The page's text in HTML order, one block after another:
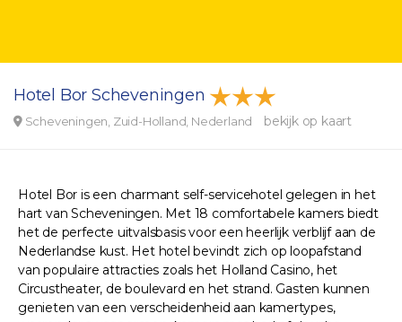
Hotel Bor Scheveningen
Scheveningen, Zuid-Holland, Nederland bekijk op kaart
Hotel Bor is een charmant self-servicehotel gelegen in het
hart van Scheveningen. Met 18 comfortabele kamers biedt
het de perfecte uitvalsbasis voor een heerlijk verblijf aan de
Nederlandse kust. Het hotel bevindt zich op loopafstand
van populaire attracties zoals het Holland Casino, het
Circustheater, de boulevard en het strand. Gasten kunnen
genieten van een verscheidenheid aan kamertypes,